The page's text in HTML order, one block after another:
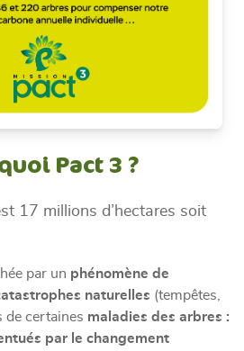
Pact 3 ?
17 millions d’hectares soit
par un phénomène de
naturelles (tempêtes,
de certaines maladies des arbres :
par le changement